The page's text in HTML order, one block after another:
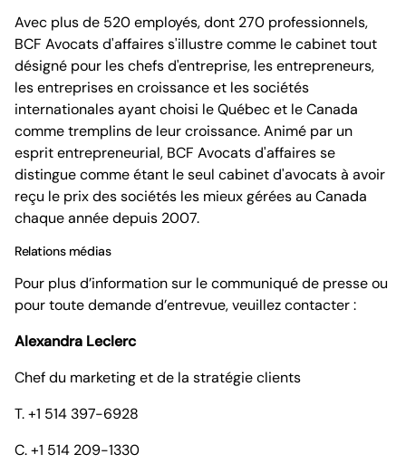
Avec plus de 520 employés, dont 270 professionnels,
BCF Avocats d'affaires s'illustre comme le cabinet tout
désigné pour les chefs d'entreprise, les entrepreneurs,
les entreprises en croissance et les sociétés
internationales ayant choisi le Québec et le Canada
comme tremplins de leur croissance. Animé par un
esprit entrepreneurial, BCF Avocats d'affaires se
distingue comme étant le seul cabinet d'avocats à avoir
reçu le prix des sociétés les mieux gérées au Canada
chaque année depuis 2007.
Relations médias
Pour plus d’information sur le communiqué de presse ou
pour toute demande d’entrevue, veuillez contacter :
Alexandra Leclerc
Chef du marketing et de la stratégie clients
T. +1 514 397-6928
C. +1 514 209-1330